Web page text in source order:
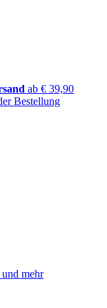
ab € 39,90
Bestellung
mehr